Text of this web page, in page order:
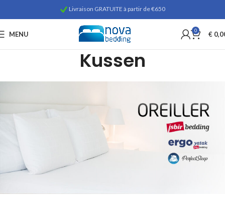
Livraison GRATUITE à partir de €650
MENU 0 €
Kussen